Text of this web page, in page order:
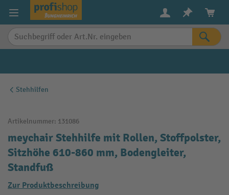
springen
Stehhilfen
Artikelnummer: 131086
meychair Stehhilfe mit Rollen, Stoffpolster,
Sitzhöhe 610-860 mm, Bodengleiter,
Standfuß
Zur Produktbeschreibung